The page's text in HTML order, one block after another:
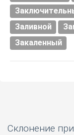
Заливной
Закаленный
Склонение